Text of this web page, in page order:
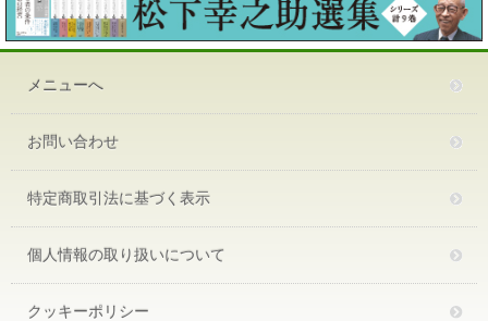
メニューへ
お問い合わせ
特定商取引法に基づく表示
個人情報の取り扱いについて
クッキーポリシー